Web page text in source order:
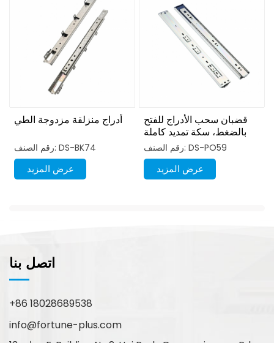
أدراج منزلقة مزدوجة الطي
رقم الصنف: DS-BK74
عرض المزيد
قضبان سحب الأدراج للفتح
بالضغط، سكة تمديد كاملة
رقم الصنف: DS-PO59
عرض المزيد
اتصل بنا
+86 18028689538
info@fortune-plus.com